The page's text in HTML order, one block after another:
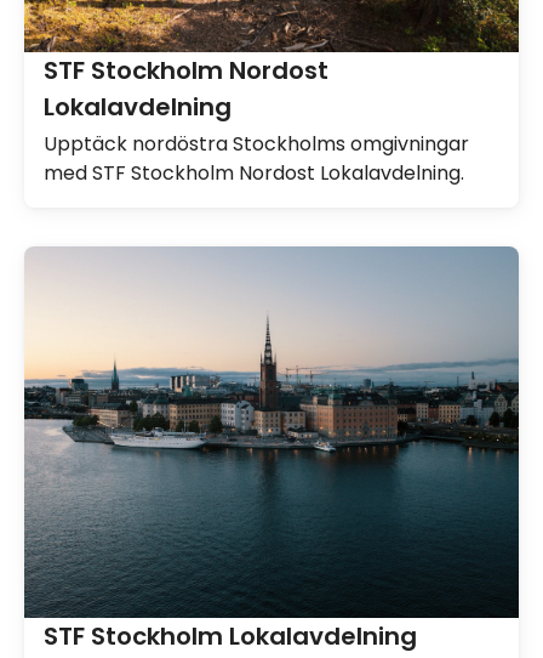
STF Stockholm Nordost
Lokalavdelning
Upptäck nordöstra Stockholms omgivningar
med STF Stockholm Nordost Lokalavdelning.
STF Stockholm Lokalavdelning